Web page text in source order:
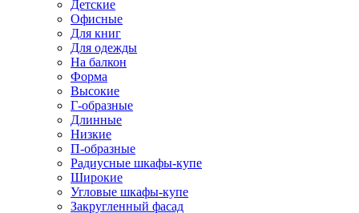
Детские
Офисные
Для книг
Для одежды
На балкон
Форма
Высокие
Г-образные
Длинные
Низкие
П-образные
Радиусные шкафы-купе
Широкие
Угловые шкафы-купе
Закругленный фасад